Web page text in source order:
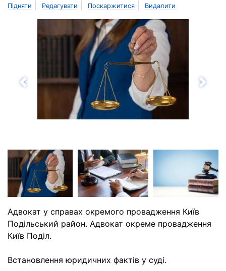
Підняти Редагувати Поскаржитися Видалити
Назад
Адвокат у справах окремого провадження Київ
Подільський район. Адвокат окреме провадження
Київ Поділ.
Встановлення юридичних фактів у суді.